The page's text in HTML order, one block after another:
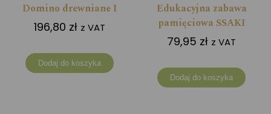
Domino drewniane I
196,80 zł z VAT
Dodaj do koszyka
Edukacyjna zabawa
pamięciowa SSAKI
79,95 zł z VAT
Dodaj do koszyka